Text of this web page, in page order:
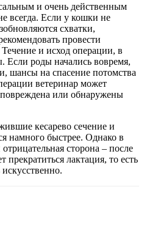
и очень действенным
всегда. Если у кошки не
схватки,
провести
Течение и исход операции, в
Если роды начались вовремя,
шансы на спасение потомства
ветеринар может
или обнаружены
кесарево сечение и
намного быстрее. Однако в
сторона – после
лактация, то есть